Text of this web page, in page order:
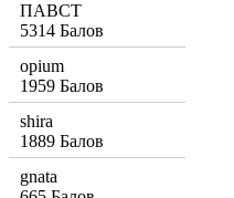
ПАВСТ
5314 Балов
opium
1959 Балов
shira
1889 Балов
gnata